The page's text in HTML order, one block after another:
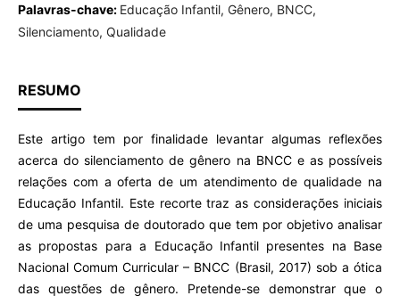
Palavras-chave: Educação Infantil, Gênero, BNCC,
Silenciamento, Qualidade
RESUMO
Este artigo tem por finalidade levantar algumas reflexões
acerca do silenciamento de gênero na BNCC e as possíveis
relações com a oferta de um atendimento de qualidade na
Educação Infantil. Este recorte traz as considerações iniciais
de uma pesquisa de doutorado que tem por objetivo analisar
as propostas para a Educação Infantil presentes na Base
Nacional Comum Curricular – BNCC (Brasil, 2017) sob a ótica
das questões de gênero. Pretende-se demonstrar que o